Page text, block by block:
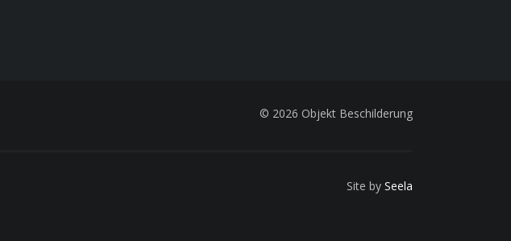
© 2026 Objekt Beschilderung
Site by Seela